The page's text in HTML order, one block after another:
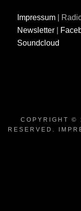
Impressum |
Newsletter
Soundcloud
COPYRIGHT ©
RESERVED.